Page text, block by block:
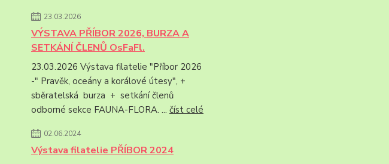
23.03.2026
VÝSTAVA PŘÍBOR 2026, BURZA A
SETKÁNÍ ČLENŮ OsFaFl.
23.03.2026 Výstava filatelie "Příbor 2026
-" Pravěk, oceány a korálové útesy", +
sběratelská burza + setkání členů
odborné sekce FAUNA-FLORA. ... číst celé
02.06.2024
Výstava filatelie PŘÍBOR 2024